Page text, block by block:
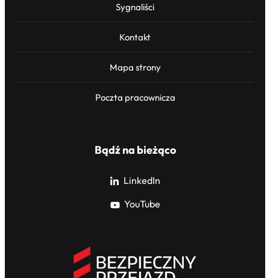
Sygnaliści
Kontakt
Mapa strony
Poczta pracownicza
Bądź na bieżąco
LinkedIn
YouTube